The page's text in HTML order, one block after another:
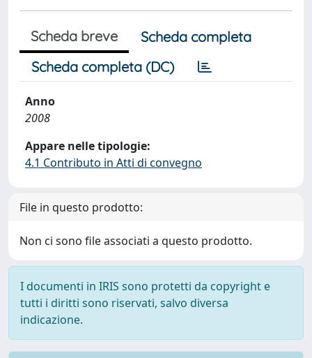
Scheda breve
Scheda completa
Scheda completa (DC)
Anno
2008
Appare nelle tipologie:
4.1 Contributo in Atti di convegno
File in questo prodotto:
Non ci sono file associati a questo prodotto.
I documenti in IRIS sono protetti da copyright e
tutti i diritti sono riservati, salvo diversa
indicazione.